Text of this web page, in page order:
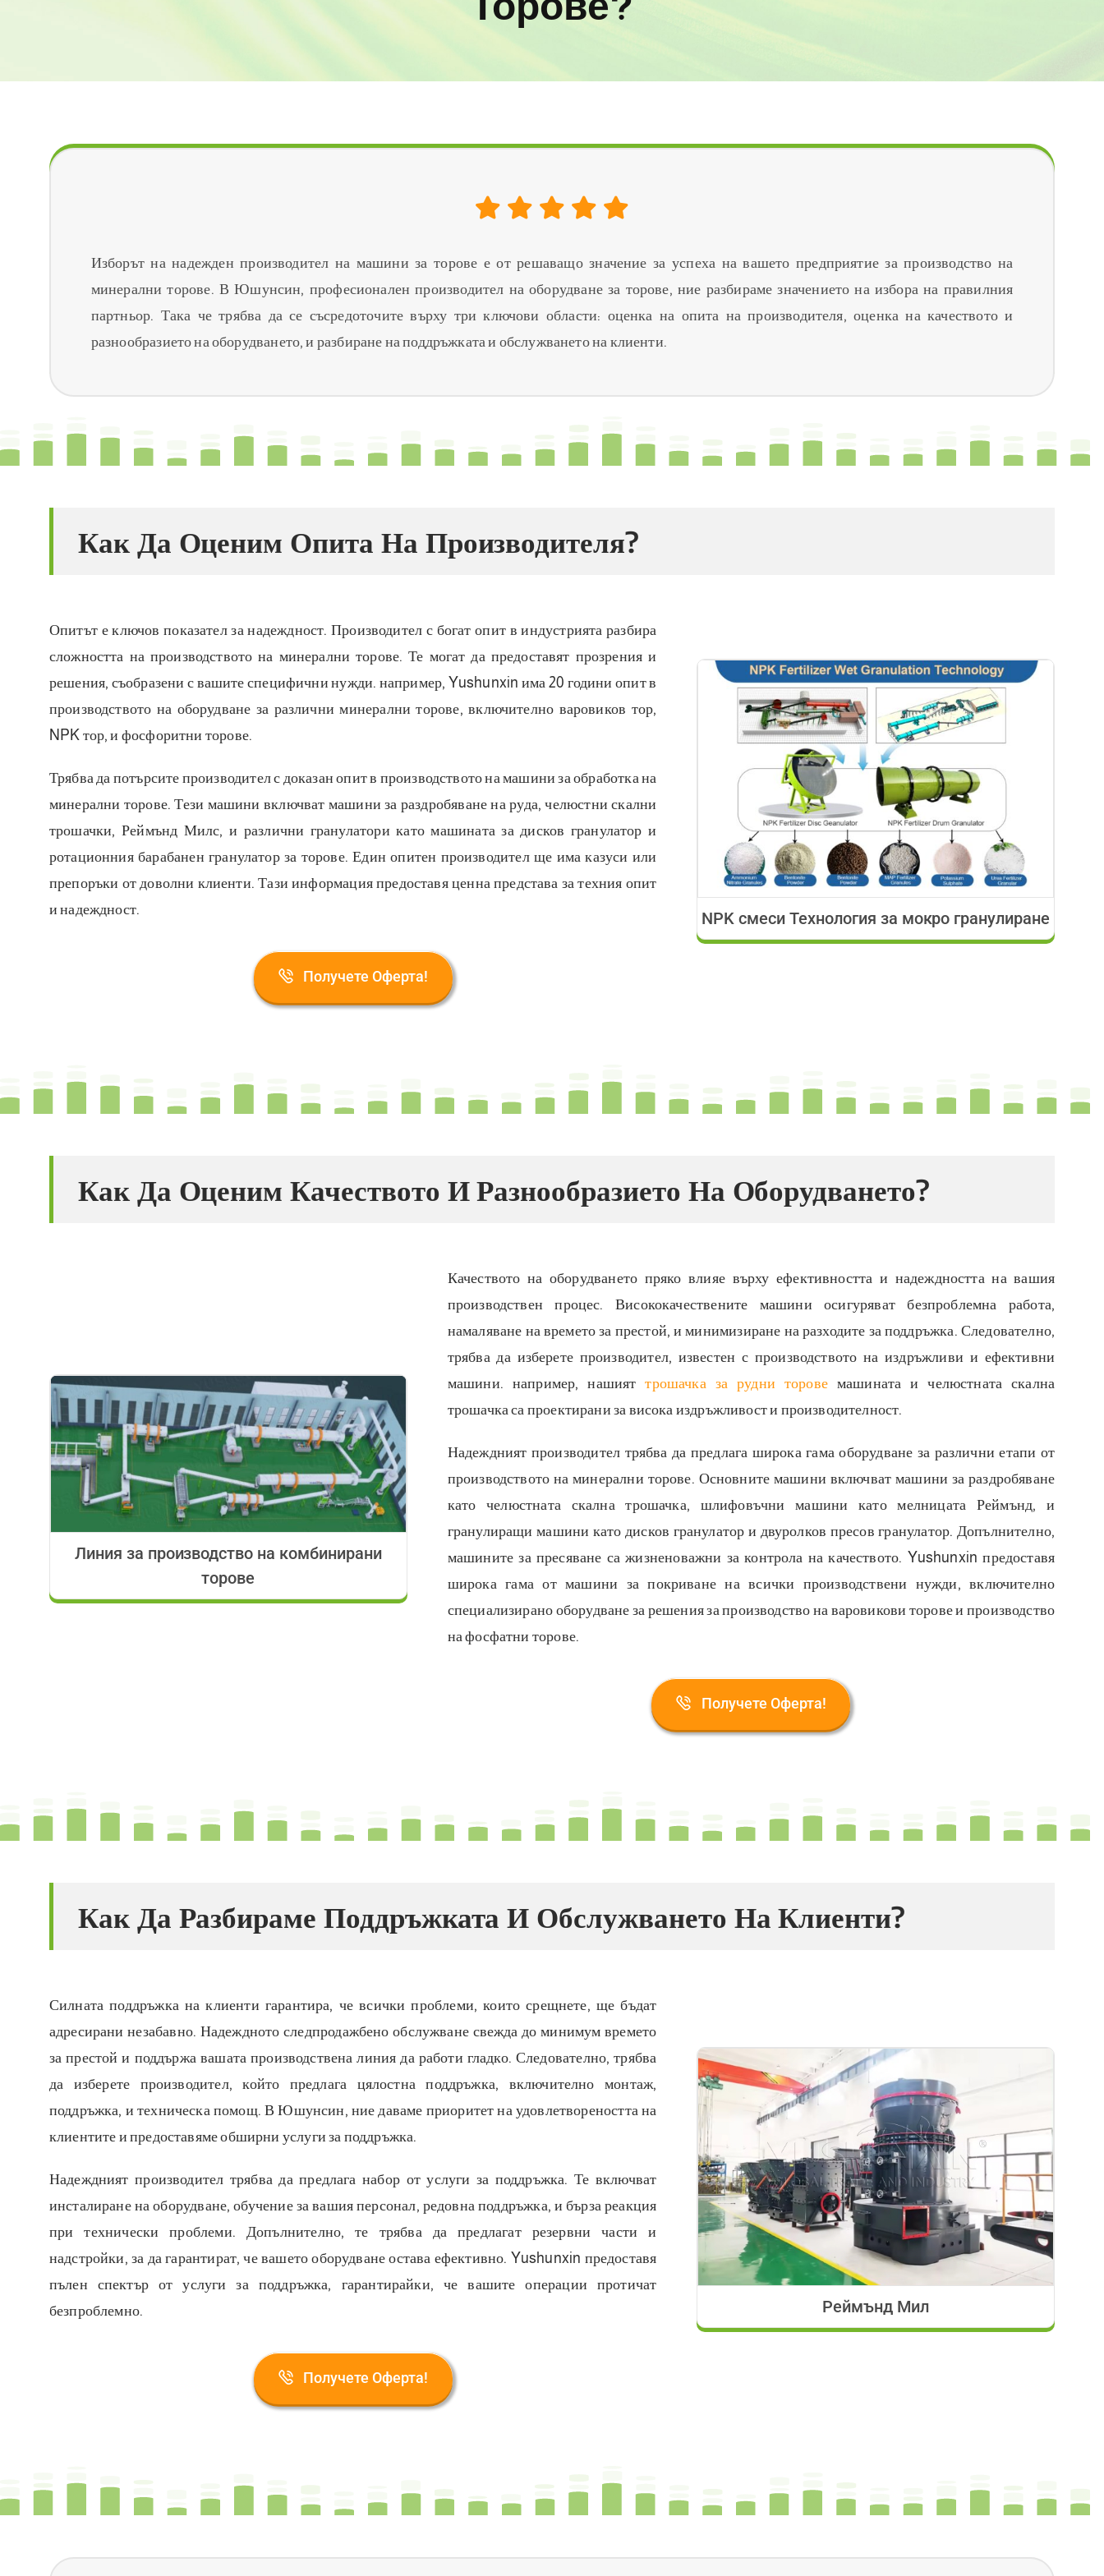
Как да изберете надежден производител на машини за торове?
Изборът на надежден производител на машини за торове е от решаващо значение за успеха на вашето предприятие за производство на
минерални торове. В Юшунсин, професионален производител на оборудване за торове, ние разбираме значението на избора на правилния
партньор. Така че трябва да се съсредоточите върху три ключови области: оценка на опита на производителя, оценка на качеството и
разнообразието на оборудването, и разбиране на поддръжката и обслужването на клиенти.
Как Да Оценим Опита На Производителя?
Опитът е ключов показател за надеждност. Производител с богат опит в индустрията разбира
сложността на производството на минерални торове. Те могат да предоставят прозрения и
решения, съобразени с вашите специфични нужди. например, Yushunxin има 20 години опит в
производството на оборудване за различни минерални торове, включително варовиков тор,
NPK тор, и фосфоритни торове.
Трябва да потърсите производител с доказан опит в производството на машини за обработка на
минерални торове. Тези машини включват машини за раздробяване на руда, челюстни скални
трошачки, Реймънд Милс, и различни гранулатори като машината за дисков гранулатор и
ротационния барабанен гранулатор за торове. Един опитен производител ще има казуси или
препоръки от доволни клиенти. Тази информация предоставя ценна представа за техния опит
и надеждност.
Получете Оферта!
NPK смеси Технология за мокро гранулиране
Как Да Оценим Качеството И Разнообразието На Оборудването?
Линия за производство на комбинирани
торове
Качеството на оборудването пряко влияе върху ефективността и надеждността на вашия
производствен процес. Висококачествените машини осигуряват безпроблемна работа,
намаляване на времето за престой, и минимизиране на разходите за поддръжка. Следователно,
трябва да изберете производител, известен с производството на издръжливи и ефективни
машини. например, нашияттрошачка за рудни торовемашината и челюстната скална
трошачка са проектирани за висока издръжливост и производителност.
Надеждният производител трябва да предлага широка гама оборудване за различни етапи от
производството на минерални торове. Основните машини включват машини за раздробяване
като челюстната скална трошачка, шлифовъчни машини като мелницата Реймънд, и
гранулиращи машини като дисков гранулатор и двуролков пресов гранулатор. Допълнително,
машините за пресяване са жизненоважни за контрола на качеството. Yushunxin предоставя
широка гама от машини за покриване на всички производствени нужди, включително
специализирано оборудване за решения за производство на варовикови торове и производство
на фосфатни торове.
Получете Оферта!
Как Да Разбираме Поддръжката И Обслужването На Клиенти?
Силната поддръжка на клиенти гарантира, че всички проблеми, които срещнете, ще бъдат
адресирани незабавно. Надеждното следпродажбено обслужване свежда до минимум времето
за престой и поддържа вашата производствена линия да работи гладко. Следователно, трябва
да изберете производител, който предлага цялостна поддръжка, включително монтаж,
поддръжка, и техническа помощ. В Юшунсин, ние даваме приоритет на удовлетвореността на
клиентите и предоставяме обширни услуги за поддръжка.
Надеждният производител трябва да предлага набор от услуги за поддръжка. Те включват
инсталиране на оборудване, обучение за вашия персонал, редовна поддръжка, и бърза реакция
при технически проблеми. Допълнително, те трябва да предлагат резервни части и
надстройки, за да гарантират, че вашето оборудване остава ефективно. Yushunxin предоставя
пълен спектър от услуги за поддръжка, гарантирайки, че вашите операции протичат
безпроблемно.
Получете Оферта!
Реймънд Мил